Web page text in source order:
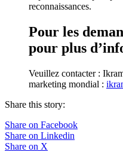
reconnaissances.
Pour les
pour plus
Veuillez contacter :
marketing mondial :
Share this story:
Share on Facebook
Share on Linkedin
Share on X